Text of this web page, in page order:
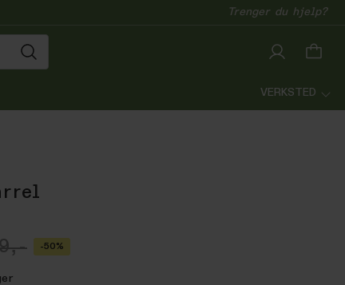
Trenger du hjelp?
VERKSTED
-50%